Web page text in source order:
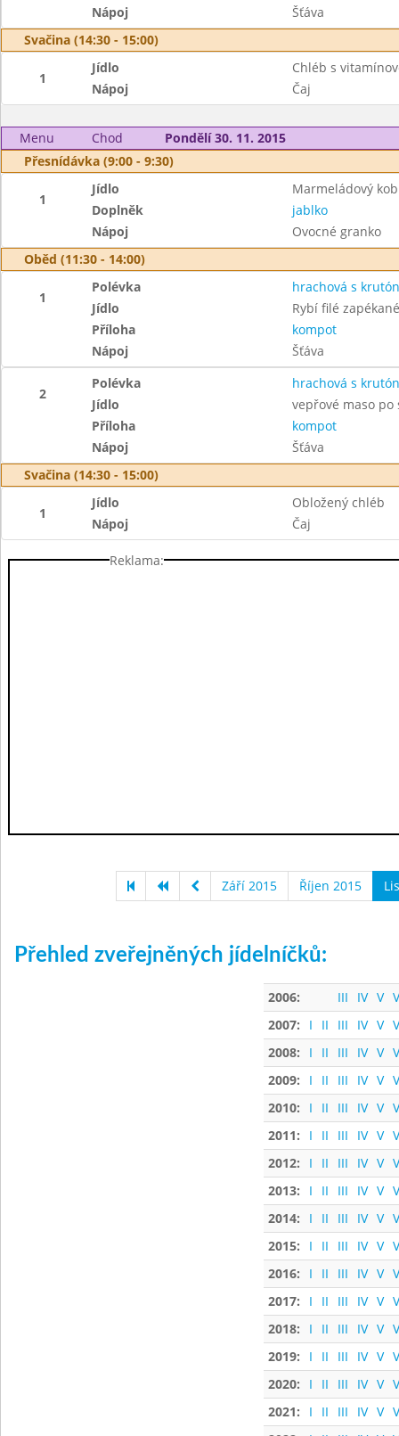
Nápoj
Šťáva
Svačina (14:30 - 15:00)
1
Jídlo
Chléb s
Nápoj
Čaj
Menu Chod
Pondělí 30. 11. 2015
Přesnídávka (9:00 - 9:30)
1
Jídlo
Marmeládový
Doplněk
jablko
Nápoj
Ovocné granko
Oběd (11:30 - 14:00)
1
Polévka
hrachová s
Jídlo
Rybí filé
Příloha
kompot
Nápoj
Šťáva
2
Polévka
hrachová s
Jídlo
vepřové maso
Příloha
kompot
Nápoj
Šťáva
Svačina (14:30 - 15:00)
1
Jídlo
Obložený chléb
Nápoj
Čaj
Reklama:
Září 2015 Říjen 2015
Přehled zveřejněných jídelníčků:
2006: III IV V
2007:
I II III IV V
2008:
I II III IV V
2009:
I II III IV V
2010:
I II III IV V
2011:
I II III IV V
2012:
I II III IV V
2013:
I II III IV V
2014:
I II III IV V
2015:
I II III IV V
2016:
I II III IV V
2017:
I II III IV V
2018:
I II III IV V
2019:
I II III IV V
2020:
I II III IV V
2021:
I II III IV V